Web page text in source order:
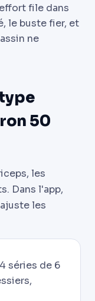
file dans
le buste fier, et
ne
50
les
Dans l'app,
les
séries de 6